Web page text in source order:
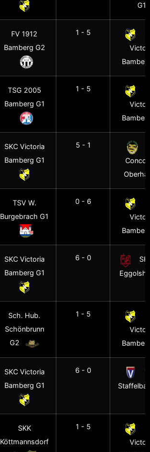
G1
FV 1912
Bamberg G2
1 - 5
TSG 2005
Bamberg G1
1 - 5
SKC Victoria
Bamberg G1
5 - 1
TSV W.
Burgebrach G1
0 - 6
SKC Victoria
Bamberg G1
6 - 0
Sch. Hub.
Schönbrunn
G2
1 - 5
SKC Victoria
Bamberg G1
6 - 0
SKK
Köttmannsdorf
1 - 5